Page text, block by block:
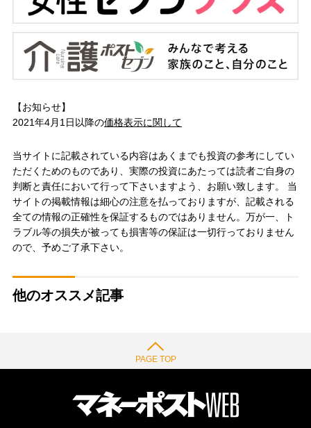
【お知らせ】
2021年4月1日以降の価格表示に関して
当サイトに記載されている内容はあくまでも投資の参考にしてい
ただくためのものであり、実際の投資にあたっては読者ご自身の
判断と責任において行って下さいますよう、お願い致します。 当
サイトの掲載情報は細心の注意を払っておりますが、記載される
全ての情報の正確性を保証するものではありません。万が一、ト
ラブル等の損失が被っても損害等の保証は一切行っておりません
ので、予めご了承下さい。
他のオススメ記事
PAGE TOP